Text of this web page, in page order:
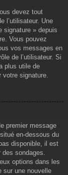
devez tout
l’utilisateur. Une
signature » depuis
Vous pouvez
vos messages en
de l’utilisateur. Si
plus utile de
signature.
premier message
en-dessous du
disponible, il est
des sondages.
options dans les
sur une nouvelle